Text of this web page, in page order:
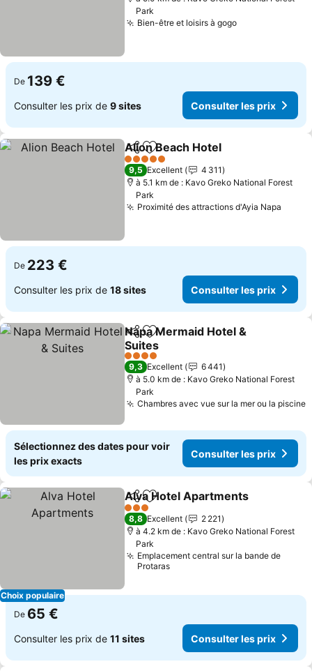
Park
Bien-être et loisirs à gogo
De 139 €
Consulter les prix de 9 sites Consulter les prix
PartagerAjouter à mes favoris
Alion Beach Hotel
5 Étoiles
9,5 Excellent
4 311
à 5.1 km de : Kavo Greko National Forest
Park
Proximité des attractions d'Ayia Napa
De 223 €
Consulter les prix de 18 sites Consulter les prix
PartagerAjouter à mes favoris
Napa Mermaid Hotel &
Suites
4 Étoiles
9,3 Excellent
6 441
à 5.0 km de : Kavo Greko National Forest
Park
Chambres avec vue sur la mer ou la piscine
Sélectionnez des dates pour voir
les prix exacts
Consulter les prix
Choix populaire
PartagerAjouter à mes favoris
Alva Hotel Apartments
3 Étoiles
8,8 Excellent
2 221
à 4.2 km de : Kavo Greko National Forest
Park
Emplacement central sur la bande de
Protaras
De 65 €
Consulter les prix de 11 sites Consulter les prix